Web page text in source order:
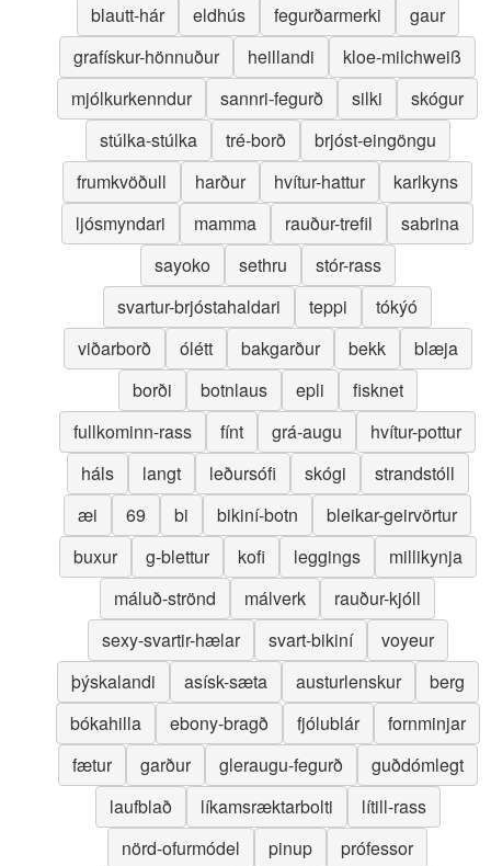
blautt-hár
eldhús fegurðarmerki
gaur
grafískur-hönnuður
heillandi
kloe-milchweiß
mjólkurkenndur
sannri-fegurð silki
skógur
stúlka-stúlka
tré-borð
brjóst-eingöngu
frumkvöðull
harður hvítur-hattur
karlkyns
ljósmyndari
mamma rauður-trefil
sabrina
sayoko
sethru
stór-rass
svartur-brjóstahaldari
teppi
tókýó
viðarborð
ólétt bakgarður bekk
blæja
borði
botnlaus epli
fisknet
fullkominn-rass
fínt grá-augu
hvítur-pottur
háls
langt leðursófi skógi
strandstóll
æi
69 bi bikiní-botn
bleikar-geirvörtur
buxur
g-blettur kofi leggings
millikynja
máluð-strönd
málverk
rauður-kjóll
sexy-svartir-hælar
svart-bikiní
voyeur
þýskalandi
asísk-sæta austurlenskur
berg
bókahilla
ebony-bragð fjólublár
fornminjar
fætur
garður gleraugu-fegurð
guðdómlegt
laufblað
líkamsræktarbolti
lítill-rass
nörd-ofurmódel
pinup
prófessor